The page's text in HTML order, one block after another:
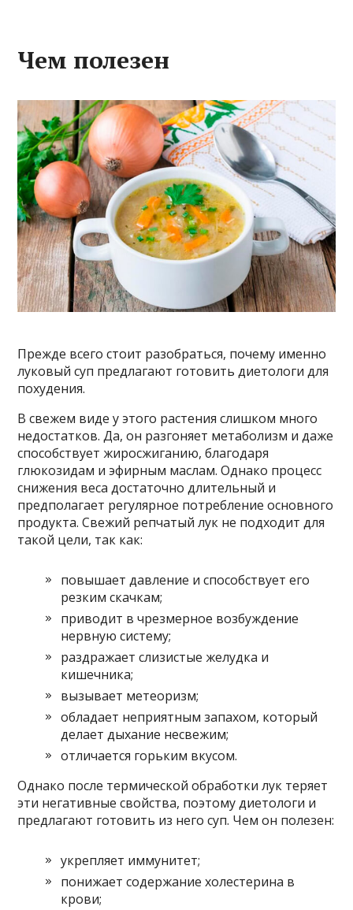
Чем полезен
Прежде всего стоит разобраться, почему именно
луковый суп предлагают готовить диетологи для
похудения.
В свежем виде у этого растения слишком много
недостатков. Да, он разгоняет метаболизм и даже
способствует жиросжиганию, благодаря
глюкозидам и эфирным маслам. Однако процесс
снижения веса достаточно длительный и
предполагает регулярное потребление основного
продукта. Свежий репчатый лук не подходит для
такой цели, так как:
повышает давление и способствует его
резким скачкам;
приводит в чрезмерное возбуждение
нервную систему;
раздражает слизистые желудка и
кишечника;
вызывает метеоризм;
обладает неприятным запахом, который
делает дыхание несвежим;
отличается горьким вкусом.
Однако после термической обработки лук теряет
эти негативные свойства, поэтому диетологи и
предлагают готовить из него суп. Чем он полезен:
укрепляет иммунитет;
понижает содержание холестерина в
крови;